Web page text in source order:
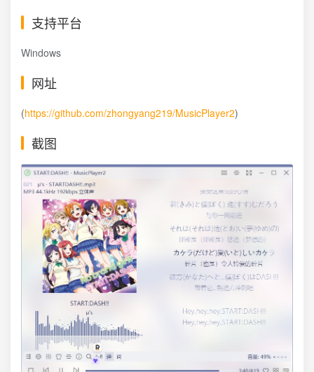
支持平台
Windows
网址
(https://github.com/zhongyang219/MusicPlayer2)
截图